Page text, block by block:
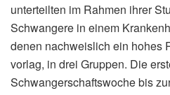
unterteilten im Rahmen ihrer
Schwangere in einem
denen nachweislich ein hohes
vorlag, in drei Gruppen. Die
Schwangerschaftswoche bis